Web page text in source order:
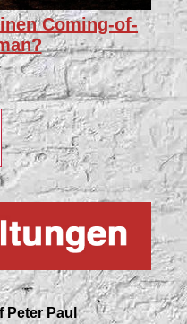
Coming-of-
Peter Paul